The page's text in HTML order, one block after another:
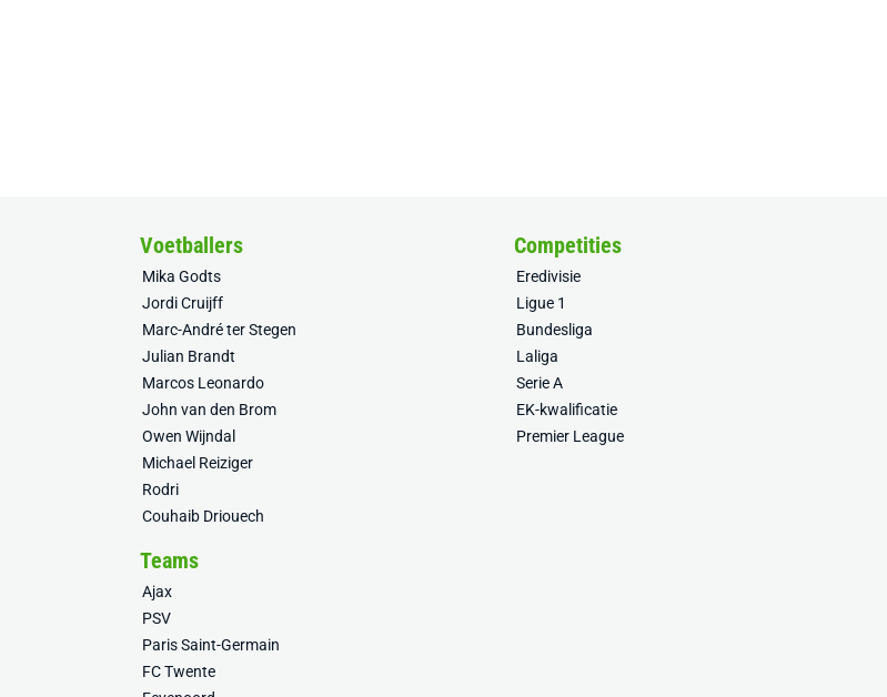
Voetballers
Mika Godts
Jordi Cruijff
Marc-André ter Stegen
Julian Brandt
Marcos Leonardo
John van den Brom
Owen Wijndal
Michael Reiziger
Rodri
Couhaib Driouech
Competities
Eredivisie
Ligue 1
Bundesliga
Laliga
Serie A
EK-kwalificatie
Premier League
Teams
Ajax
PSV
Paris Saint-Germain
FC Twente